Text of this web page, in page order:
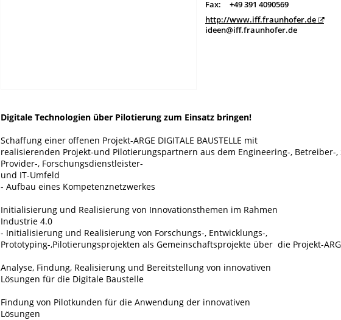
Fax:
+49 391 4090569
http://www.iff.fraunhofer.de
ideen@iff.fraunhofer.de
Digitale Technologien über Pilotierung zum Einsatz bringen!
Schaffung einer offenen Projekt-ARGE DIGITALE BAUSTELLE mit
realisierenden Projekt-und Pilotierungspartnern aus dem Engineering-, Betreiber-,
Provider-, Forschungsdienstleister-
und IT-Umfeld
- Aufbau eines Kompetenznetzwerkes
Initialisierung und Realisierung von Innovationsthemen im Rahmen
Industrie 4.0
- Initialisierung und Realisierung von Forschungs-, Entwicklungs-,
Prototyping-,Pilotierungsprojekten als Gemeinschaftsprojekte über die Projekt-
Analyse, Findung, Realisierung und Bereitstellung von innovativen
Lösungen für die Digitale Baustelle
Findung von Pilotkunden für die Anwendung der innovativen
Lösungen